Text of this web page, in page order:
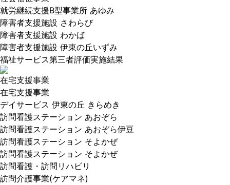
就労継続支援B型事業所 あゆみ
障害者支援施設 さわらび
障害者支援施設 わかば
障害者支援施設 伊東の丘いずみ
福祉サービス第三者評価実施結果
在宅支援事業
在宅支援事業
デイサービス 伊東の丘 きらめき
訪問看護ステーション あおぞら
訪問看護ステーション あおぞら伊豆
訪問看護ステーション そよかぜ
訪問看護ステーション そよかぜ
訪問看護・訪問リハビリ
訪問介護事業(ケアマネ)